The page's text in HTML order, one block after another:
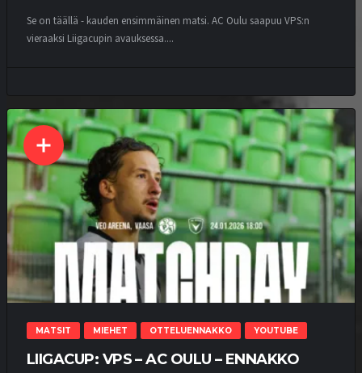
Se on täällä - kauden ensimmäinen matsi. AC Oulu saapuu VPS:n
vieraaksi Liigacupin avauksessa....
MATSIT MIEHET OTTELUENNAKKO YOUTUBE
LIIGACUP: VPS – AC OULU – ENNAKKO